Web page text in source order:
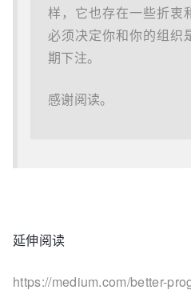
样，它也存在一些折衷
必须决定你和你的组织
期下注。
感谢阅读。
延伸阅读
https://medium.com/better-